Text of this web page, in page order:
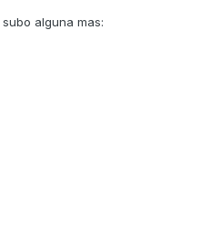
alguna mas: